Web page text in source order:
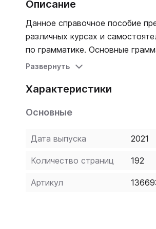
Описание
Данное справочное пособие
различных курсах и
по грамматике. Основные
русском языке, что делает
Развернуть
Характеристики
Основные
Дата выпуска 2021
Количество страниц 192
Артикул